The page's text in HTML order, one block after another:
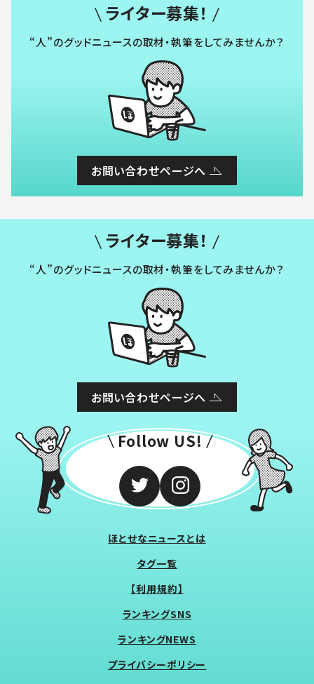
ライター募集！
“人”のグッドニュースの取材・執筆をしてみませんか？
お問い合わせページへ
ライター募集！
“人”のグッドニュースの取材・執筆をしてみませんか？
お問い合わせページへ
Follow US!
ほとせなニュースとは
タグ一覧
【利用規約】
ランキングSNS
ランキングNEWS
プライバシーポリシー